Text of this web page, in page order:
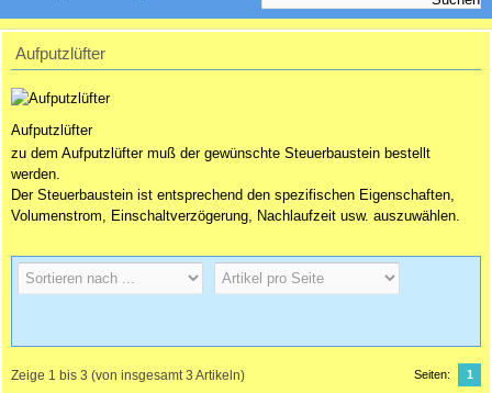
Aufputzlüfter
Aufputzlüfter
zu dem Aufputzlüfter muß der gewünschte Steuerbaustein bestellt
werden.
Der Steuerbaustein ist entsprechend den spezifischen Eigenschaften,
Volumenstrom, Einschaltverzögerung, Nachlaufzeit usw. auszuwählen.
Zeige 1 bis 3 (von insgesamt3 Artikeln) Seiten: 1